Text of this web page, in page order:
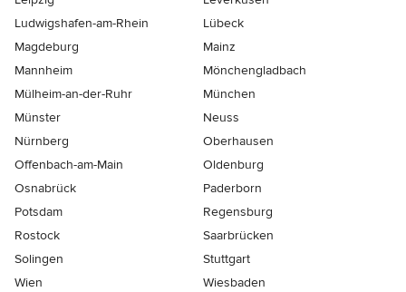
Ludwigshafen-am-Rhein
Lübeck
Magdeburg
Mainz
Mannheim
Mönchen­gladbach
Mülheim-an-der-Ruhr
München
Münster
Neuss
Nürnberg
Oberhausen
Offenbach-am-Main
Oldenburg
Osnabrück
Paderborn
Potsdam
Regensburg
Rostock
Saarbrücken
Solingen
Stuttgart
Wien
Wiesbaden